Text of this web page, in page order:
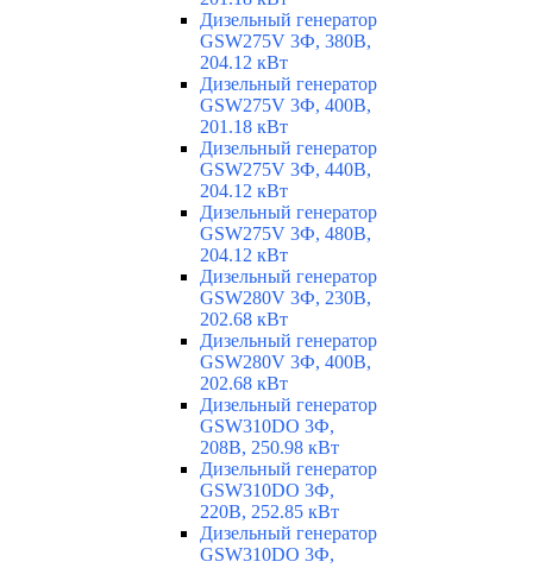
Дизельный генератор
GSW275V 3Ф, 380В,
204.12 кВт
Дизельный генератор
GSW275V 3Ф, 400В,
201.18 кВт
Дизельный генератор
GSW275V 3Ф, 440В,
204.12 кВт
Дизельный генератор
GSW275V 3Ф, 480В,
204.12 кВт
Дизельный генератор
GSW280V 3Ф, 230В,
202.68 кВт
Дизельный генератор
GSW280V 3Ф, 400В,
202.68 кВт
Дизельный генератор
GSW310DO 3Ф,
208В, 250.98 кВт
Дизельный генератор
GSW310DO 3Ф,
220В, 252.85 кВт
Дизельный генератор
GSW310DO 3Ф,